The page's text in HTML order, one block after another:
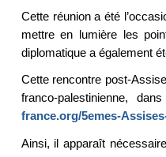
Cette réunion a été
mettre en lumière les
diplomatique a également
Cette rencontre post-
franco-palestinienne,
france.org/5emes-
Ainsi, il apparaît